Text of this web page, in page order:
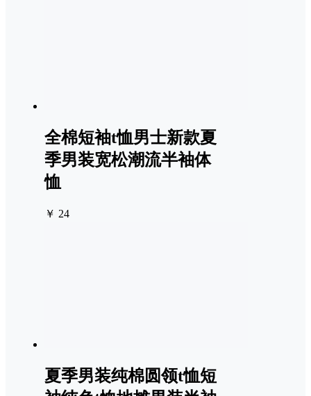
全棉短袖t恤男士新款夏
季男装宽松潮流半袖体
恤
￥ 24
夏季男装纯棉圆领t恤短